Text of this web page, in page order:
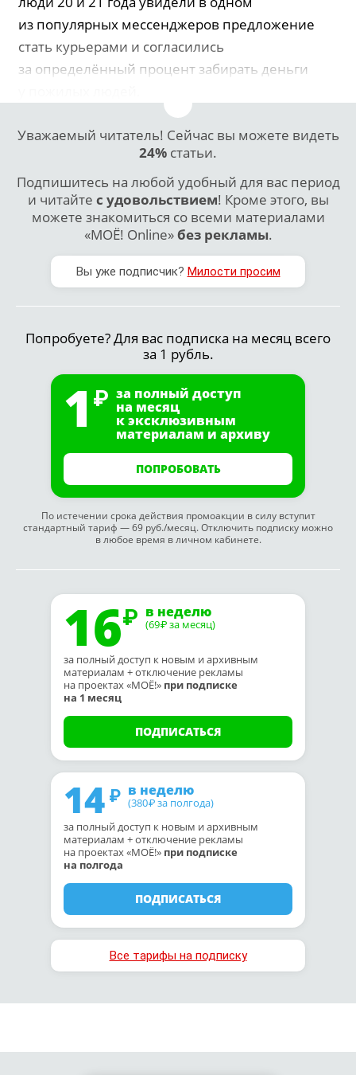
из популярных мессенджеров предложение
стать курьерами и согласились
за определённый процент забирать деньги
Уважаемый читатель! Сейчас вы можете видеть
24% статьи.
Подпишитесь на любой удобный для вас период
и читайте с удовольствием! Кроме этого, вы
можете знакомиться со всеми материалами
«МОЁ! Online»без рекламы.
Вы уже подписчик? Милости просим
Попробуете? Для вас подписка на месяц всего
за 1 рубль.
1 за полный доступ
на месяц
к эксклюзивным
материалам и архиву
ПОПРОБОВАТЬ
По истечении срока действия промоакции в силу вступит
стандартный тариф — 69 руб./месяц. Отключить подписку можно
в любое время в личном кабинете.
16 в неделю
(69₽ за месяц)
за полный доступ к новым и архивным
материалам + отключение рекламы
на проектах «МОЁ!» при подписке
на 1 месяц
ПОДПИСАТЬСЯ
14 в неделю
(380₽ за полгода)
за полный доступ к новым и архивным
материалам + отключение рекламы
на проектах «МОЁ!» при подписке
на полгода
ПОДПИСАТЬСЯ
Все тарифы на подписку